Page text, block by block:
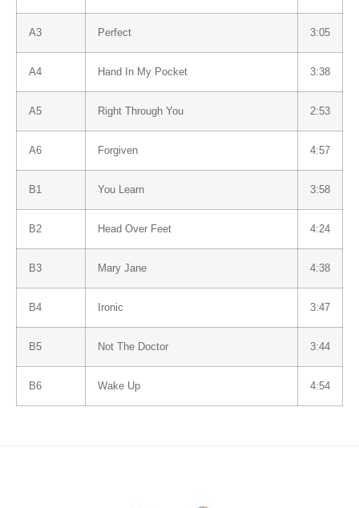
A3 Perfect 3:05
A4 Hand In My Pocket 3:38
A5 Right Through You 2:53
A6 Forgiven 4:57
B1 You Learn 3:58
B2 Head Over Feet 4:24
B3 Mary Jane 4:38
B4 Ironic 3:47
B5 Not The Doctor 3:44
B6 Wake Up 4:54